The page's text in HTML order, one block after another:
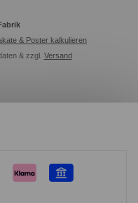
& Poster kalkulieren
& zzgl. Versand